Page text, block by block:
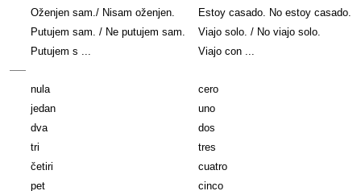
Oženjen sam./ Nisam oženjen.
Estoy casado. No estoy casado.
Putujem sam. / Ne putujem sam.
Viajo solo. / No viajo solo.
Putujem s ...
Viajo con ...
nula
cero
jedan
uno
dva
dos
tri
tres
četiri
cuatro
pet
cinco